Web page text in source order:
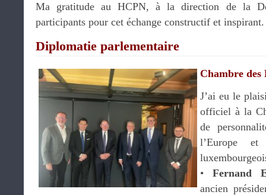
Ma gratitude au HCPN, à la direction de la
participants pour cet échange constructif et
Diplomatie parlementaire
Chambre des
J’ai eu le
officiel à la
de
l’Europe
• Fernand
ancien